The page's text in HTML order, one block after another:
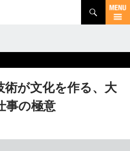
術が文化を作る、大
事の極意